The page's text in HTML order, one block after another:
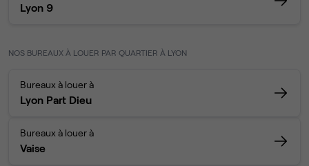
Lyon 9
NOS BUREAUX À LOUER PAR QUARTIER À LYON
Bureaux à louer à
Lyon Part Dieu
Bureaux à louer à
Vaise